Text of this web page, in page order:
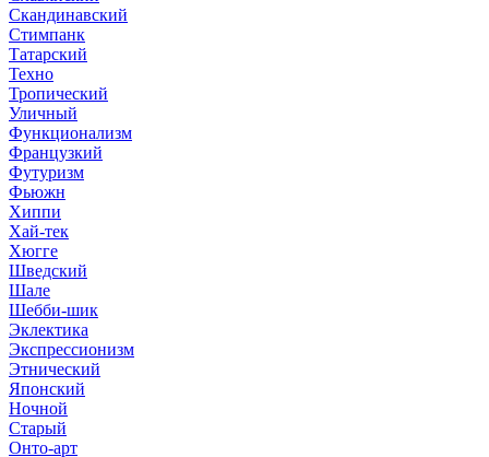
Скандинавский
Стимпанк
Татарский
Техно
Тропический
Уличный
Функционализм
Французкий
Футуризм
Фьюжн
Хиппи
Хай-тек
Хюгге
Шведский
Шале
Шебби-шик
Эклектика
Экспрессионизм
Этнический
Японский
Ночной
Старый
Онто-арт